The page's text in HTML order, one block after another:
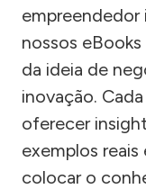
empreendedor
nossos
da ideia de
inovação.
oferecer
exemplos
colocar o